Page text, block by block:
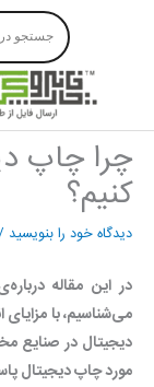
چرا چاپ
کنیم؟
دیدگاه‌ خود را بنویسید
در این مقاله
می‌شناسیم، با
دیجیتال در صنایع
مورد چاپ دیجیتال